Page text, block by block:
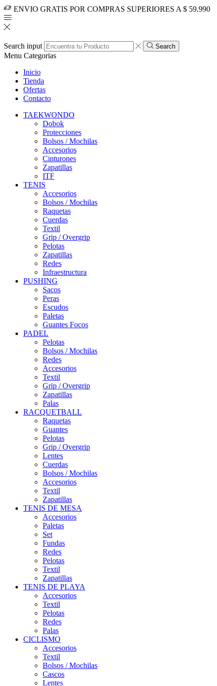
ENVIO GRATIS POR COMPRAS SUPERIORES A $ 59.990
Search input Search
Menu Categorias
Inicio
Tienda
Ofertas
Contacto
TAEKWONDO
Dobok
Protecciones
Bolsos / Mochilas
Accesorios
Cinturones
Zapatillas
ITF
TENIS
Accesorios
Bolsos / Mochilas
Raquetas
Cuerdas
Textil
Grip / Overgrip
Pelotas
Zapatillas
Redes
Infraestructura
PUSHING
Sacos
Peras
Escudos
Paletas
Guantes Focos
PADEL
Pelotas
Bolsos / Mochilas
Redes
Accesorios
Textil
Grip / Overgrip
Zapatillas
Palas
RACQUETBALL
Raquetas
Guantes
Pelotas
Grip / Overgrip
Lentes
Cuerdas
Bolsos / Mochilas
Accesorios
Textil
Zapatillas
TENIS DE MESA
Accesorios
Paletas
Set
Fundas
Redes
Pelotas
Textil
Zapatillas
TENIS DE PLAYA
Accesorios
Textil
Pelotas
Redes
Palas
CICLISMO
Accesorios
Textil
Bolsos / Mochilas
Cascos
Lentes